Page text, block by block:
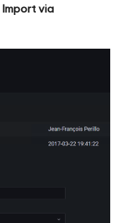
Import via